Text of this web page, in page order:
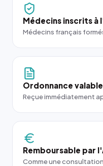
Médecins inscrits à
Médecins français
Ordonnance
Reçue immédiatement
Remboursable par
Comme une